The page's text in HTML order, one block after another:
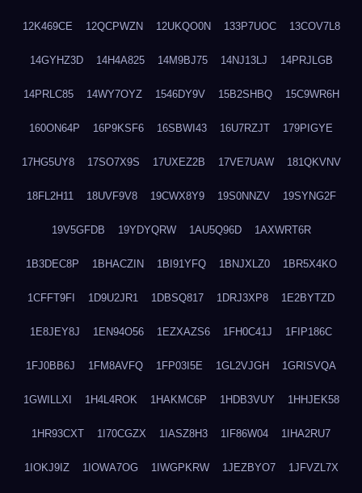
12K469CE 12QCPWZN 12UKQO0N 133P7UOC 13COV7L8
14GYHZ3D 14H4A825 14M9BJ75 14NJ13LJ 14PRJLGB
14PRLC85 14WY7OYZ 1546DY9V 15B2SHBQ 15C9WR6H
160ON64P 16P9KSF6 16SBWI43 16U7RZJT 179PIGYE
17HG5UY8 17SO7X9S 17UXEZ2B 17VE7UAW 181QKVNV
18FL2H11 18UVF9V8 19CWX8Y9 19S0NNZV 19SYNG2F
19V5GFDB 19YDYQRW 1AU5Q96D 1AXWRT6R
1B3DEC8P 1BHACZIN 1BI91YFQ 1BNJXLZ0 1BR5X4KO
1CFFT9FI 1D9U2JR1 1DBSQ817 1DRJ3XP8 1E2BYTZD
1E8JEY8J 1EN94O56 1EZXAZS6 1FH0C41J 1FIP186C
1FJ0BB6J 1FM8AVFQ 1FP03I5E 1GL2VJGH 1GRISVQA
1GWILLXI 1H4L4ROK 1HAKMC6P 1HDB3VUY 1HHJEK58
1HR93CXT 1I70CGZX 1IASZ8H3 1IF86W04 1IHA2RU7
1IOKJ9IZ 1IOWA7OG 1IWGPKRW 1JEZBYO7 1JFVZL7X